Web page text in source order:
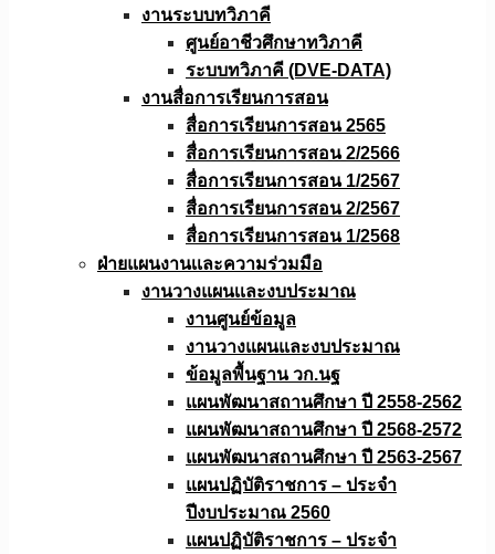
งานระบบทวิภาคี
ศูนย์อาชีวศึกษาทวิภาคี
ระบบทวิภาคี (DVE-DATA)
งานสื่อการเรียนการสอน
สื่อการเรียนการสอน 2565
สื่อการเรียนการสอน 2/2566
สื่อการเรียนการสอน 1/2567
สื่อการเรียนการสอน 2/2567
สื่อการเรียนการสอน 1/2568
ฝ่ายแผนงานเเละความร่วมมือ
งานวางแผนเเละงบประมาณ
งานศูนย์ข้อมูล
งานวางแผนและงบประมาณ
ข้อมูลพื้นฐาน วก.นฐ
แผนพัฒนาสถานศึกษา ปี 2558-2562
แผนพัฒนาสถานศึกษา ปี 2568-2572
แผนพัฒนาสถานศึกษา ปี 2563-2567
แผนปฏิบัติราชการ – ประจำ
ปีงบประมาณ 2560
แผนปฏิบัติราชการ – ประจำ